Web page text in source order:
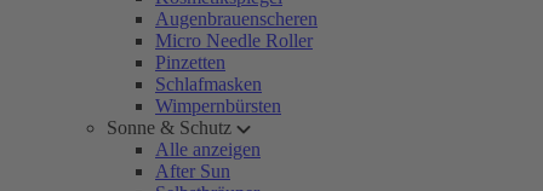
Augenbrauenscheren
Micro Needle Roller
Pinzetten
Schlafmasken
Wimpernbürsten
Sonne & Schutz
Alle anzeigen
After Sun